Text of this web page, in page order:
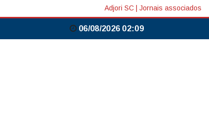
Adjori SC Jornais associados
06/08/2026 02:09